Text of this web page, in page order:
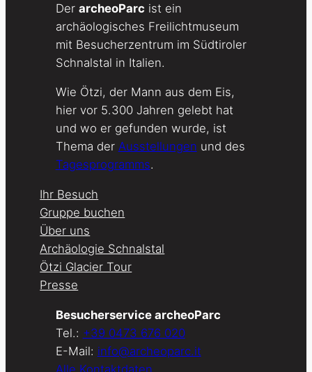
Der archeoParc ist ein
archäologisches Freilichtmuseum
mit Besucherzentrum im Südtiroler
Schnalstal in Italien.
Wie Ötzi, der Mann aus dem Eis,
hier vor 5.300 Jahren gelebt hat
und wo er gefunden wurde, ist
Thema der Ausstellungen und des
Tagesprogramms.
Ihr Besuch
Gruppe buchen
Über uns
Archäologie Schnalstal
Ötzi Glacier Tour
Presse
Besucherservice archeoParc
Tel.: +39 0473 676 020
E-Mail: info@archeoparc.it
Alle Kontaktdaten